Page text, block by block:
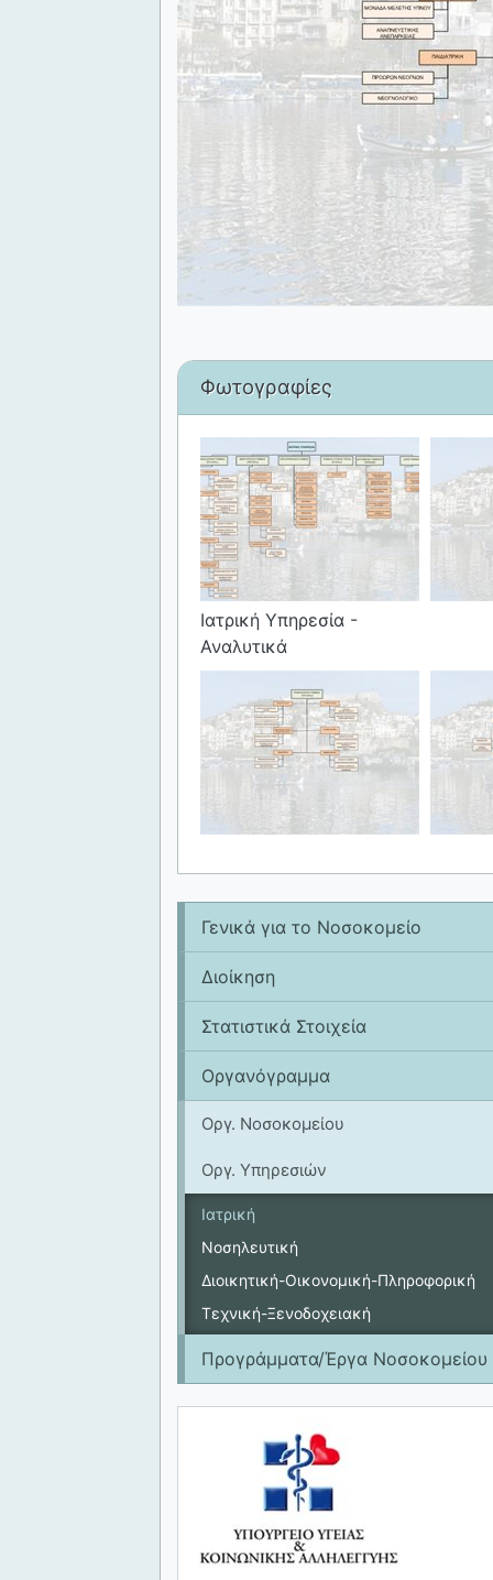
Γενικά για το Νοσοκομείο
Διοίκηση
Στατιστικά Στοιχεία
Οργανόγραμμα
Οργ. Νοσοκομείου
Οργ. Υπηρεσιών
Ιατρική
Νοσηλευτική
Διοικητική-Οικονομική-Πληροφορική
Τεχνική-Ξενοδοχειακή
Προγράμματα/Έργα Νοσοκομείου
Φωτογραφίες
Ιατρική Υπηρεσία -
Αναλυτικά